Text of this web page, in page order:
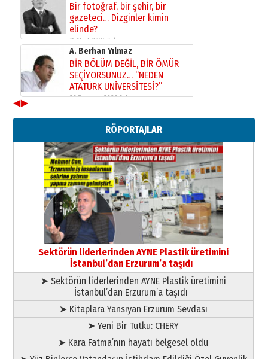
Bir fotoğraf, bir şehir, bir
gazeteci… Dizginler kimin
elinde?
31 Mart 2026 Salı
A. Berhan Yılmaz
BİR BÖLÜM DEĞİL, BİR ÖMÜR
SEÇİYORSUNUZ… “NEDEN
ATATÜRK ÜNİVERSİTESİ?”
28 Temmuz 2026 Salı
Ahmed Yesevi’den bir Alperen…
”Reisimiz” idi… Hakka yürüdü.!
26 Mart 2026 Perşembe
Cem Bakırcı
Ardında bıraktığı hatıralarıyla
gönül adamı Faruk Terzioğlu!
13 Mayıs 2026 Çarşamba
Esat BİNDESEN
Başkan Sekmen’den Erzurum’a
bir vizyon proje daha!
02 Ağustos 2026 Pazar
◀▶
RÖPORTAJLAR
Sektörün liderlerinden AYNE Plastik üretimini
İstanbul’dan Erzurum’a taşıdı
➤ Sektörün liderlerinden AYNE Plastik üretimini
İstanbul’dan Erzurum’a taşıdı
➤ Kitaplara Yansıyan Erzurum Sevdası
➤ Yeni Bir Tutku: CHERY
➤ Kara Fatma’nın hayatı belgesel oldu